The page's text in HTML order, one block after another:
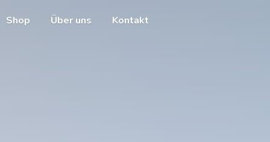
Shop Über uns Kontakt